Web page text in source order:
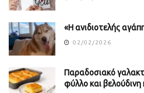
«Η ανιδιοτελής
02/02/2026
Παραδοσιακό
φύλλο και βελούδινη